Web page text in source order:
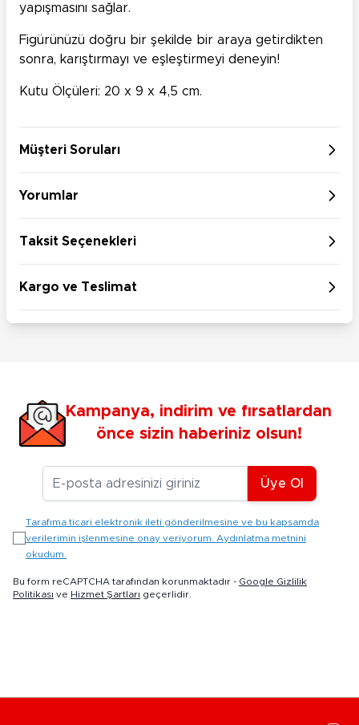
yapışmasını sağlar.
Figürünüzü doğru bir şekilde bir araya getirdikten
sonra, karıştırmayı ve eşleştirmeyi deneyin!
Kutu Ölçüleri: 20 x 9 x 4,5 cm.
Müşteri Soruları
Yorumlar
Taksit Seçenekleri
Kargo ve Teslimat
Kampanya, indirim ve fırsatlardan
önce sizin haberiniz olsun!
E-posta Adresiniz
Üye Ol
Tarafıma ticari elektronik ileti gönderilmesine ve bu kapsamda
verilerimin işlenmesine onay veriyorum. Aydınlatma metnini
okudum.
Bu form reCAPTCHA tarafından korunmaktadır - Google Gizlilik
Politikası ve Hizmet Şartları geçerlidir.